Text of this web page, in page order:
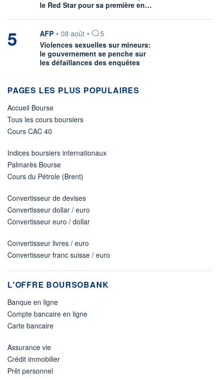
le Red Star pour sa première en…
5 information fournie par
AFP • 08 août •
5
Violences sexuelles sur mineurs:
le gouvernement se penche sur
les défaillances des enquêtes
PAGES LES PLUS POPULAIRES
Accueil Bourse
Tous les cours boursiers
Cours CAC 40
Indices boursiers internationaux
Palmarès Bourse
Cours du Pétrole (Brent)
Convertisseur de devises
Convertisseur dollar / euro
Convertisseur euro / dollar
Convertisseur livres / euro
Convertisseur franc suisse / euro
L'OFFRE BOURSOBANK
Banque en ligne
Compte bancaire en ligne
Carte bancaire
Assurance vie
Crédit immobilier
Prêt personnel